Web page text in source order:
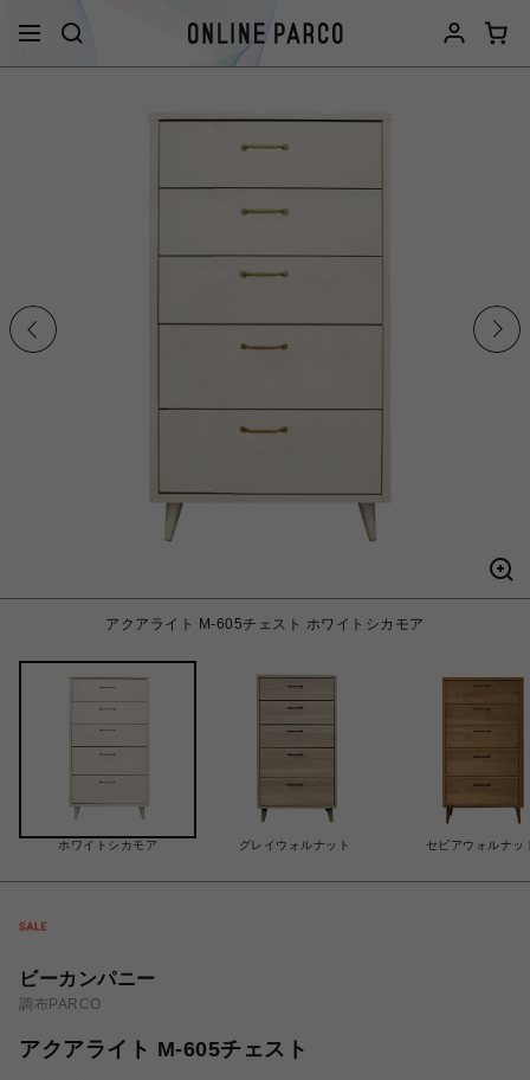
アクアライト M-605チェスト ホワイトシカモア
ホワイトシカモア グレイウォルナット セピアウォルナッ
ビーカンパニー
調布PARCO
アクアライト M-605チェスト